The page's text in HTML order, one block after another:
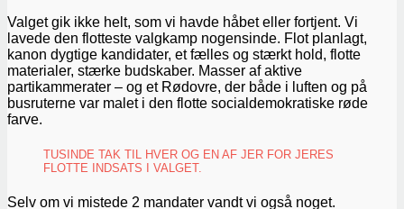
Valget gik ikke helt, som vi havde håbet eller fortjent. Vi
lavede den flotteste valgkamp nogensinde. Flot planlagt,
kanon dygtige kandidater, et fælles og stærkt hold, flotte
materialer, stærke budskaber. Masser af aktive
partikammerater – og et Rødovre, der både i luften og på
busruterne var malet i den flotte socialdemokratiske røde
farve.
TUSINDE TAK TIL HVER OG EN AF JER FOR JERES
FLOTTE INDSATS I VALGET.
Selv om vi mistede 2 mandater vandt vi også noget.